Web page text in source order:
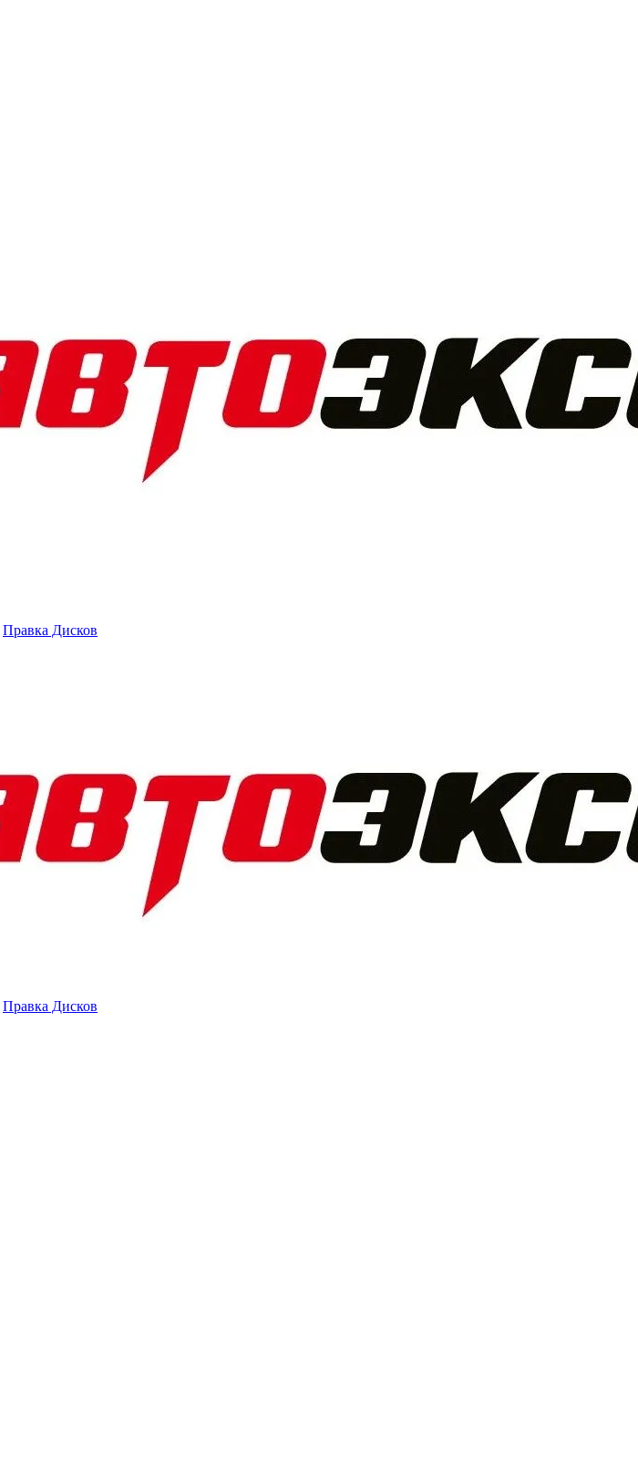
Правка Дисков
Правка Дисков